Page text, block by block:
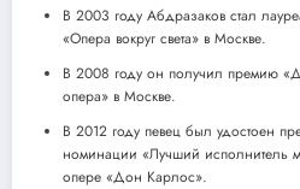
В 2003 году Абдразаков стал
«Опера вокруг света» в Москве.
В 2008 году он получил премию
опера» в Москве.
В 2012 году певец был удостоен
номинации «Лучший исполнитель
опере «Дон Карлос».